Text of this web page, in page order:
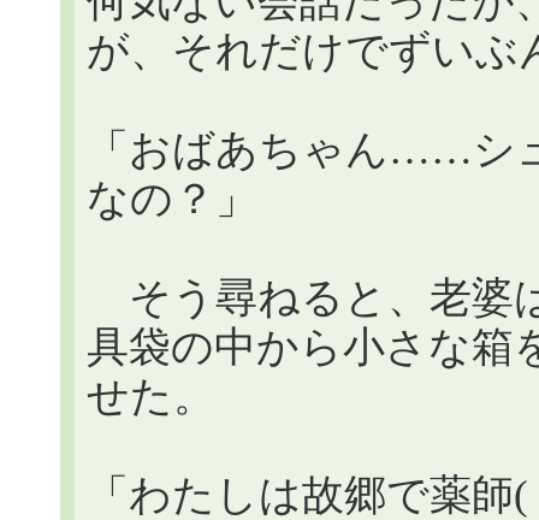
が、それだけでずいぶ
「おばあちゃん……シ
なの？」
そう尋ねると、老婆
具袋の中から小さな箱
せた。
「わたしは故郷で薬